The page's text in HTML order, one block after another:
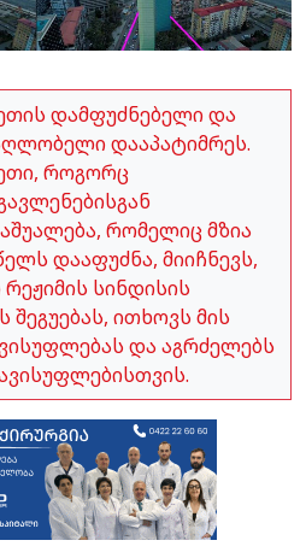
დამფუძნებელი და
დააპატიმრეს.
როგორც
რომელიც მზია
დააფუძნა, მიიჩნევს,
სინდისის
შეგუებას, ითხოვს მის
და აგრძელებს